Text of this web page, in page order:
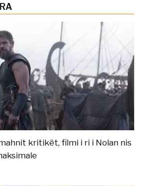
kritikët, filmi i ri i Nolan nis